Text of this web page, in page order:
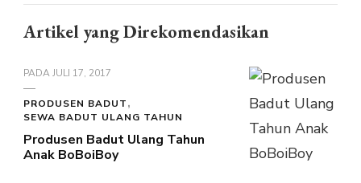
Artikel yang Direkomendasikan
PADAJULI 17, 2017
PRODUSEN BADUT
SEWA BADUT ULANG TAHUN
Produsen Badut Ulang Tahun
Anak BoBoiBoy